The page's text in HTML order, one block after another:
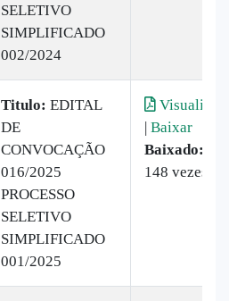
SELETIVO
SIMPLIFICADO
002/2024
Titulo: EDITAL
DE
CONVOCAÇÃO
016/2025
PROCESSO
SELETIVO
SIMPLIFICADO
001/2025
Visualizar
| Baixar
Baixado:
148 vezes